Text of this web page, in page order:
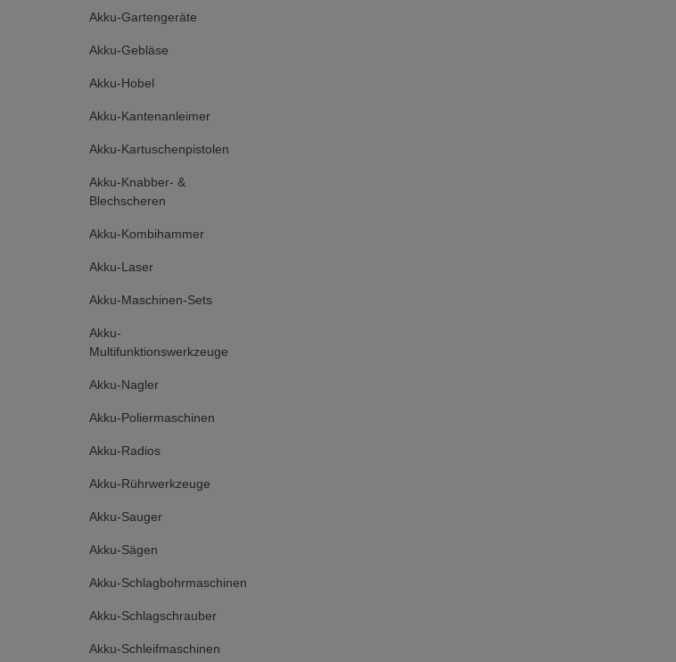
Akku-Gartengeräte
Akku-Gebläse
Akku-Hobel
Akku-Kantenanleimer
Akku-Kartuschenpistolen
Akku-Knabber- &
Blechscheren
Akku-Kombihammer
Akku-Laser
Akku-Maschinen-Sets
Akku-
Multifunktionswerkzeuge
Akku-Nagler
Akku-Poliermaschinen
Akku-Radios
Akku-Rührwerkzeuge
Akku-Sauger
Akku-Sägen
Akku-Schlagbohrmaschinen
Akku-Schlagschrauber
Akku-Schleifmaschinen